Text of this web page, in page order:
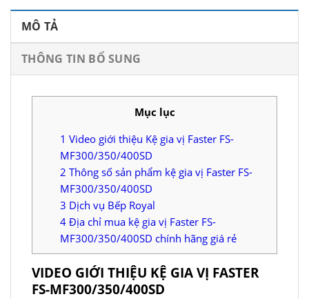
MÔ TẢ
THÔNG TIN BỔ SUNG
Mục lục
1 Video giới thiệu Kệ gia vị Faster FS-
MF300/350/400SD
2 Thông số sản phẩm kệ gia vị Faster FS-
MF300/350/400SD
3 Dịch vụ Bếp Royal
4 Địa chỉ mua kệ gia vị Faster FS-
MF300/350/400SD chính hãng giá rẻ
VIDEO GIỚI THIỆU KỆ GIA VỊ FASTER
FS-MF300/350/400SD